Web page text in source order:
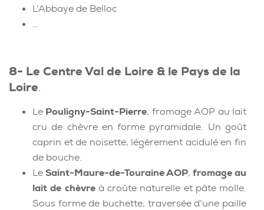
L’Abbaye de Belloc
…
8- Le Centre Val de Loire & le Pays de la
Loire.
Le Pouligny-Saint-Pierre, fromage AOP au lait
cru de chèvre en forme pyramidale. Un goût
caprin et de noisette, légèrement acidulé en fin
de bouche.
LeSaint-Maure-de-Touraine AOP, fromage au
lait de chèvreà croûte naturelle et pâte molle.
Sous forme de buchette, traversée d’une paille